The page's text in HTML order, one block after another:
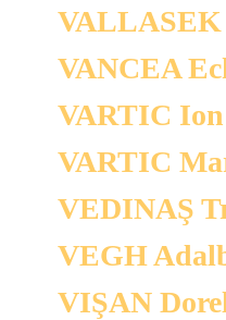
VANCEA
VARTIC Ion
VARTIC
VEDINAŞ
VEGH
VIŞAN